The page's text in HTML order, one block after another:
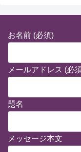
お名前 (必須)
メールアドレス (必
題名
メッセージ本文